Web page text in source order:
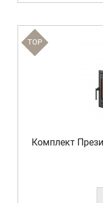
TOP
Комплект